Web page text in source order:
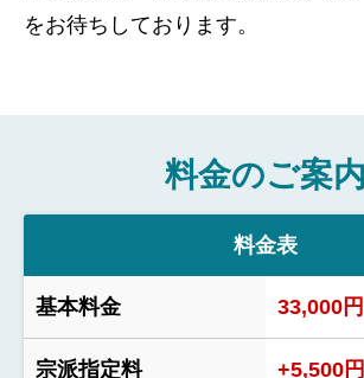
をお待ちしております。
料金のご案内
料金表
基本料金 33,000
宗派指定料 +5,500円